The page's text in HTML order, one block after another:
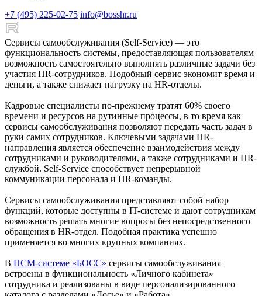
+7 (495) 225-02-75 info@bosshr.ru
Сервисы самообслуживания (Self-Service) — это
функциональность системы, предоставляющая пользователям
возможность самостоятельно выполнять различные задачи без
участия HR-сотрудников. Подобный сервис экономит время и
деньги, а также снижает нагрузку на HR-отделы.
Кадровые специалисты по-прежнему тратят 60% своего
времени и ресурсов на рутинные процессы, в то время как
сервисы самообслуживания позволяют передать часть задач в
руки самих сотрудников. Ключевыми задачами HR-
направления является обеспечение взаимодействия между
сотрудниками и руководителями, а также сотрудниками и HR-
службой. Self-Service способствует непрерывной
коммуникации персонала и HR-команды.
Сервисы самообслуживания представляют собой набор
функций, которые доступны в IT-системе и дают сотрудникам
возможность решать многие вопросы без непосредственного
обращения в HR-отдел. Подобная практика успешно
применяется во многих крупных компаниях.
В НСМ-системе «БОСС» сервисы самообслуживания
встроены в функциональность «Личного кабинета»
сотрудника и реализованы в виде персонализированного